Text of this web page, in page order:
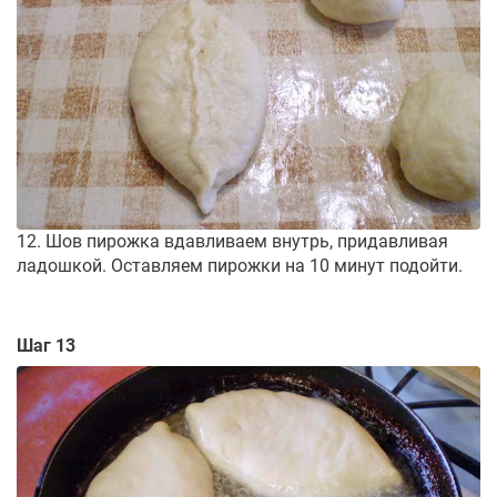
12. Шов пирожка вдавливаем внутрь, придавливая
ладошкой. Оставляем пирожки на 10 минут подойти.
Шаг 13